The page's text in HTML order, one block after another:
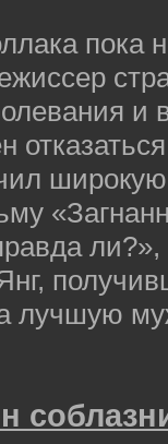
пока
и
широкую
лучшую